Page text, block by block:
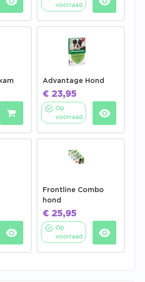
voorraad
Advantage Hond
€ 23,95
Op
voorraad
Frontline Combo
hond
€ 25,95
Op
voorraad